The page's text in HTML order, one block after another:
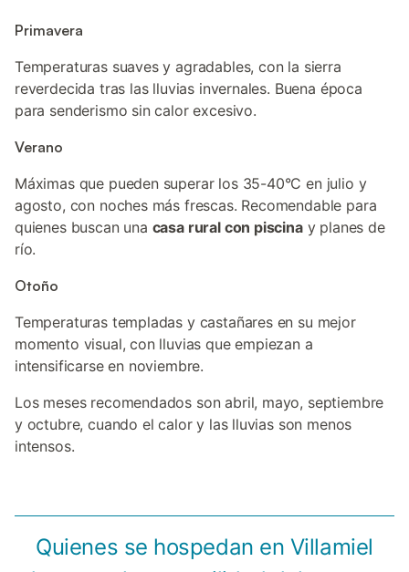
Primavera
Temperaturas suaves y agradables, con la sierra
reverdecida tras las lluvias invernales. Buena época
para senderismo sin calor excesivo.
Verano
Máximas que pueden superar los 35-40°C en julio y
agosto, con noches más frescas. Recomendable para
quienes buscan una casa rural con piscinay planes de
río.
Otoño
Temperaturas templadas y castañares en su mejor
momento visual, con lluvias que empiezan a
intensificarse en noviembre.
Los meses recomendados son abril, mayo, septiembre
y octubre, cuando el calor y las lluvias son menos
intensos.
Quienes se hospedan en Villamiel